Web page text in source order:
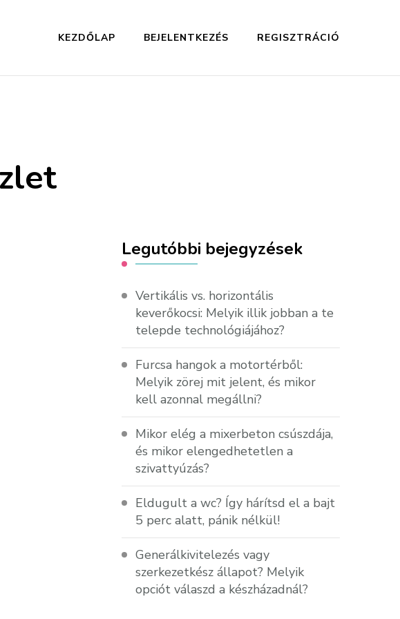
KEZDŐLAP BEJELENTKEZÉS REGISZTRÁCIÓ
Legutóbbi bejegyzések
Vertikális vs. horizontális
keverőkocsi: Melyik illik jobban a te
telepde technológiájához?
Furcsa hangok a motortérből:
Melyik zörej mit jelent, és mikor
kell azonnal megállni?
Mikor elég a mixerbeton csúszdája,
és mikor elengedhetetlen a
szivattyúzás?
Eldugult a wc? Így hárítsd el a bajt
5 perc alatt, pánik nélkül!
Generálkivitelezés vagy
szerkezetkész állapot? Melyik
opciót válaszd a készházadnál?